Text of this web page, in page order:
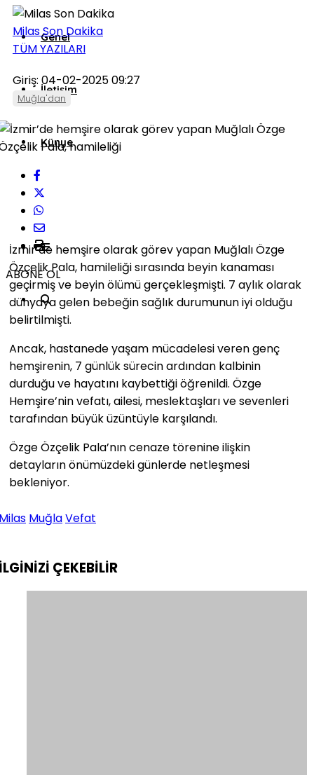
Genel
İletişim
Künye
Milas Son Dakika
TÜM YAZILARI
Giriş: 04-02-2025 09:27
Muğla'dan
ABONE OL
İzmir’de hemşire olarak görev yapan Muğlalı Özge
Özçelik Pala, hamileliği sırasında beyin kanaması
geçirmiş ve beyin ölümü gerçekleşmişti. 7 aylık olarak
dünyaya gelen bebeğin sağlık durumunun iyi olduğu
belirtilmişti.
Ancak, hastanede yaşam mücadelesi veren genç
hemşirenin, 7 günlük sürecin ardından kalbinin
durduğu ve hayatını kaybettiği öğrenildi. Özge
Hemşire’nin vefatı, ailesi, meslektaşları ve sevenleri
tarafından büyük üzüntüyle karşılandı.
Özge Özçelik Pala’nın cenaze törenine ilişkin
detayların önümüzdeki günlerde netleşmesi
bekleniyor.
MuğlaVefat
ÇEKEBİLİR